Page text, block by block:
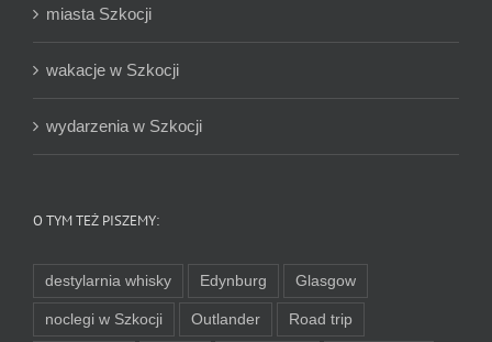
miasta Szkocji
wakacje w Szkocji
wydarzenia w Szkocji
O TYM TEŻ PISZEMY:
destylarnia whisky Edynburg Glasgow
noclegi w Szkocji Outlander Road trip